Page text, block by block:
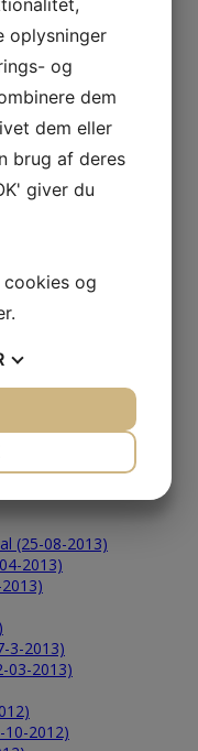
(25-08-2013)
2013)
3-2013)
03-2013)
10-2012)
oplysninger
og
dem
dem eller
brug af deres
giver du
og
.